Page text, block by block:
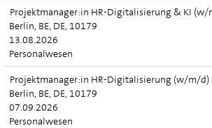
Projektmanager:in HR-Digitalisierung & KI
Berlin, BE, DE, 10179
13.08.2026
Personalwesen
Projektmanager:in HR-Digitalisierung (w/m/d)
Berlin, BE, DE, 10179
07.09.2026
Personalwesen